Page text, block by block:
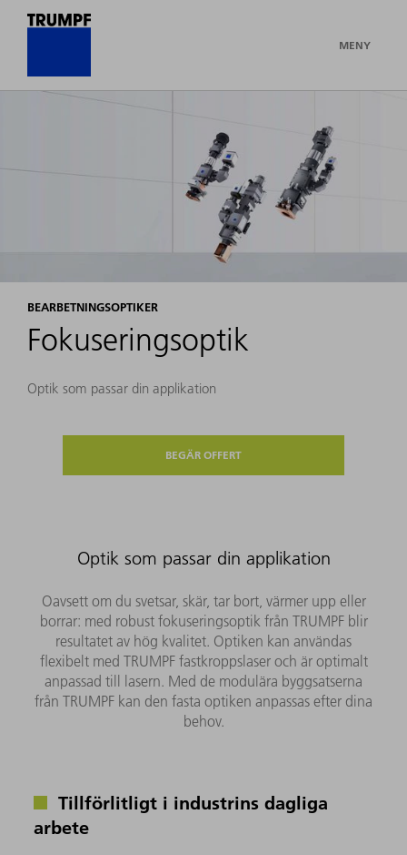
MENY
BEARBETNINGSOPTIKER
Fokuseringsoptik
Optik som passar din applikation
BEGÄR OFFERT
Optik som passar din applikation
Oavsett om du svetsar, skär, tar bort, värmer upp eller
borrar: med robust fokuseringsoptik från TRUMPF blir
resultatet av hög kvalitet. Optiken kan användas
flexibelt med TRUMPF fastkroppslaser och är optimalt
anpassad till lasern. Med de modulära byggsatserna
från TRUMPF kan den fasta optiken anpassas efter dina
behov.
Tillförlitligt i industrins dagliga
arbete